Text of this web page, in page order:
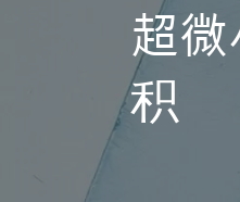
超
积